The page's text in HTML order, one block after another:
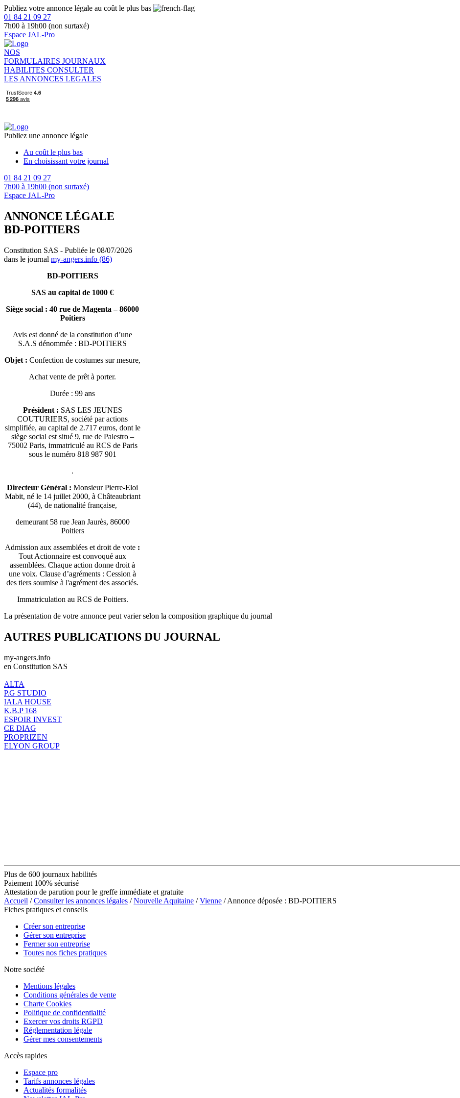
Publiez votre annonce légale au coût le plus bas
01 84 21 09 27
7h00 à 19h00 (non surtaxé)
Espace JAL-Pro
NOS
FORMULAIRES JOURNAUX
HABILITES CONSULTER
LES ANNONCES LEGALES
Publiez une annonce légale
Au coût le plus bas
En choisissant votre journal
01 84 21 09 27
7h00 à 19h00 (non surtaxé)
Espace JAL-Pro
ANNONCE LÉGALE
BD-POITIERS
Constitution SAS - Publiée le 08/07/2026
dans le journal my-angers.info (86)
BD-POITIERS
SAS au capital de 1000 €
Siège social : 40 rue de Magenta – 86000
Poitiers
Avis est donné de la constitution d’une
S.A.S dénommée : BD-POITIERS
Objet : Confection de costumes sur mesure,
Achat vente de prêt à porter.
Durée : 99 ans
Président : SAS LES JEUNES
COUTURIERS, société par actions
simplifiée, au capital de 2.717 euros, dont le
siège social est situé 9, rue de Palestro –
75002 Paris, immatriculé au RCS de Paris
sous le numéro 818 987 901
.
Directeur Général : Monsieur Pierre-Eloi
Mabit, né le 14 juillet 2000, à Châteaubriant
(44), de nationalité française,
demeurant 58 rue Jean Jaurès, 86000
Poitiers
Admission aux assemblées et droit de vote :
Tout Actionnaire est convoqué aux
assemblées. Chaque action donne droit à
une voix. Clause d’agréments : Cession à
des tiers soumise à l'agrément des associés.
Immatriculation au RCS de Poitiers.
La présentation de votre annonce peut varier selon la composition graphique du journal
AUTRES PUBLICATIONS DU JOURNAL
my-angers.info
en Constitution SAS
ALTA
P.G STUDIO
IALA HOUSE
K.B.P 168
ESPOIR INVEST
CE DIAG
PROPRIZEN
ELYON GROUP
Plus de 600 journaux habilités
Paiement 100% sécurisé
Attestation de parution pour le greffe immédiate et gratuite
Accueil /Consulter les annonces légales /Nouvelle Aquitaine /Vienne / Annonce déposée : BD-POITIERS
Fiches pratiques et conseils
Créer son entreprise
Gérer son entreprise
Fermer son entreprise
Toutes nos fiches pratiques
Notre société
Mentions légales
Conditions générales de vente
Charte Cookies
Politique de confidentialité
Exercer vos droits RGPD
Réglementation légale
Gérer mes consentements
Accès rapides
Espace pro
Tarifs annonces légales
Actualités formalités